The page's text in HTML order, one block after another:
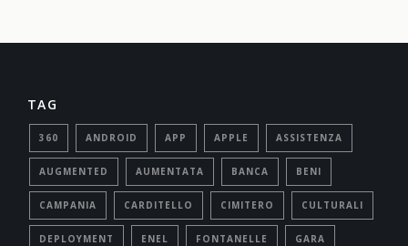
TAG
360 ANDROID APP APPLE ASSISTENZA
AUGMENTED AUMENTATA BANCA BENI
CAMPANIA CARDITELLO CIMITERO CULTURALI
DEPLOYMENT ENEL FONTANELLE GARA